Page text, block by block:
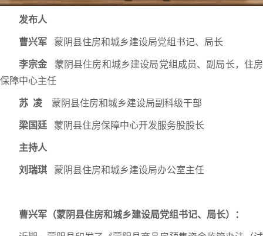
发布人
曹兴军 蒙阴县住房和城乡建设局党组书记、局长
李宗金 蒙阴县住房和城乡建设局党组成员、副局长，住房
保障中心主任
苏 凌 蒙阴县住房和城乡建设局副科级干部
梁国廷 蒙阴县住房保障中心开发服务股股长
主持人
刘瑞琪 蒙阴县住房和城乡建设局办公室主任
曹兴军（蒙阴县住房和城乡建设局党组书记、局长）：